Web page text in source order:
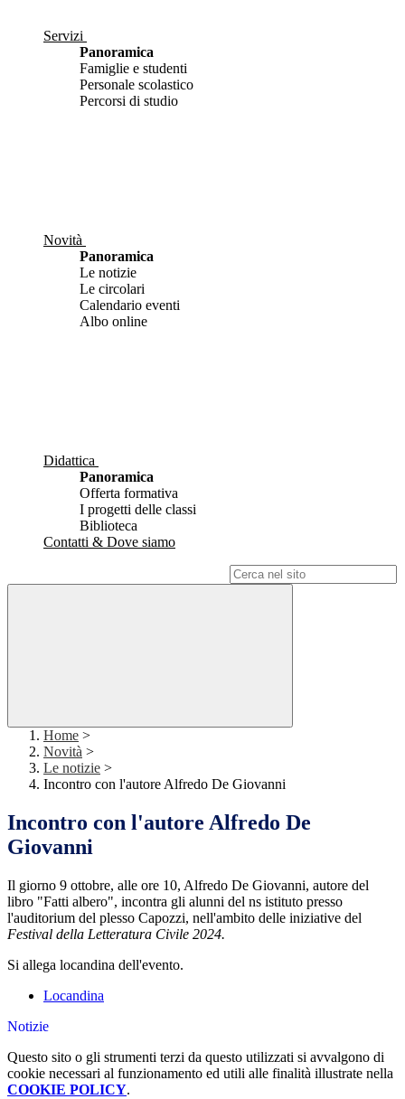
Servizi
Panoramica
Famiglie e studenti
Personale scolastico
Percorsi di studio
Novità
Panoramica
Le notizie
Le circolari
Calendario eventi
Albo online
Didattica
Panoramica
Offerta formativa
I progetti delle classi
Biblioteca
Contatti & Dove siamo
Home >
Novità >
Le notizie >
Incontro con l'autore Alfredo De Giovanni
Incontro con l'autore Alfredo De
Giovanni
Il giorno 9 ottobre, alle ore 10, Alfredo De Giovanni, autore del
libro "Fatti albero", incontra gli alunni del ns istituto presso
l'auditorium del plesso Capozzi, nell'ambito delle iniziative del
Festival della Letteratura Civile 2024.
Si allega locandina dell'evento.
Locandina
Notizie
Questo sito o gli strumenti terzi da questo utilizzati si avvalgono di
cookie necessari al funzionamento ed utili alle finalità illustrate nella
COOKIE POLICY.